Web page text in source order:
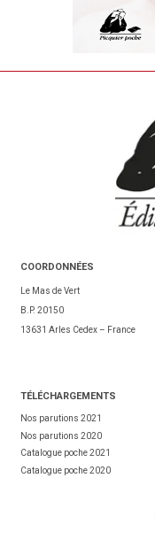
COORDONNÉES
Le Mas de Vert
B.P. 20150
13631 Arles Cedex – France
TÉLÉCHARGEMENTS
Nos parutions 2021
Nos parutions 2020
Catalogue poche 2021
Catalogue poche 2020